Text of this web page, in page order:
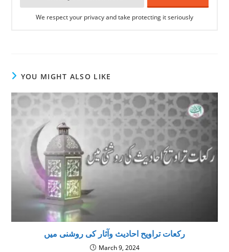
We respect your privacy and take protecting it seriously
YOU MIGHT ALSO LIKE
رکعات تراویح احاديث وآثار كى روشنى ميں
March 9, 2024